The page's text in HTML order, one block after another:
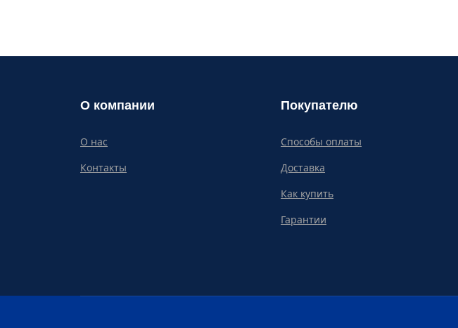
О компании
О нас
Контакты
Покупателю
Способы оплаты
Доставка
Как купить
Гарантии